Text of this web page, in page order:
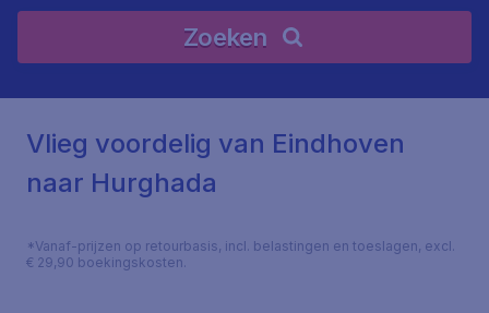
Zoeken
Vlieg voordelig van Eindhoven
naar Hurghada
*Vanaf-prijzen op retourbasis, incl. belastingen en toeslagen, excl.
€ 29,90 boekingskosten.